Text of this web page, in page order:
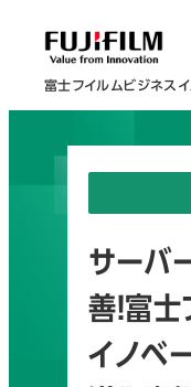
富士フイルムビジネスイ
サーバ
善！富
イノベ